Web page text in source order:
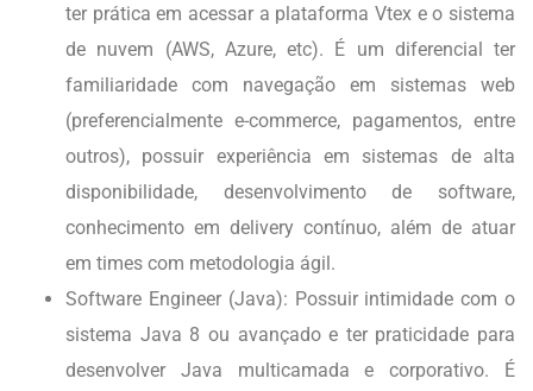
ter prática em acessar a plataforma Vtex e o sistema
de nuvem (AWS, Azure, etc). É um diferencial ter
familiaridade com navegação em sistemas web
(preferencialmente e-commerce, pagamentos, entre
outros), possuir experiência em sistemas de alta
disponibilidade, desenvolvimento de software,
conhecimento em delivery contínuo, além de atuar
em times com metodologia ágil.
Software Engineer (Java): Possuir intimidade com o
sistema Java 8 ou avançado e ter praticidade para
desenvolver Java multicamada e corporativo. É